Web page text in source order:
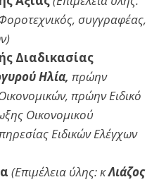
συγγραφέας,
Διαδικασίας
Ηλία, πρώην
πρώην Ειδικό
Οικονομικού
Ειδικών Ελέγχων
(Επιμέλεια ύλης: κΛιάζος